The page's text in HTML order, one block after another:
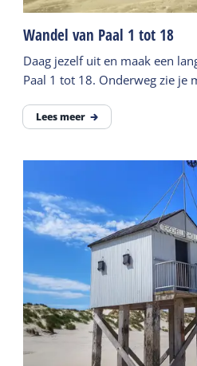
Wandel van Paal 1 tot 18
Daag jezelf uit en maak een
Paal 1 tot 18. Onderweg zie je
Lees meer